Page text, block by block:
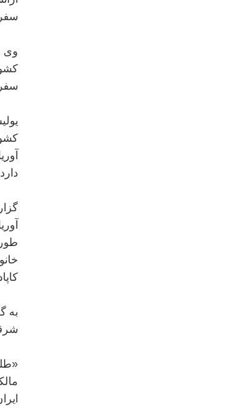
وی
به